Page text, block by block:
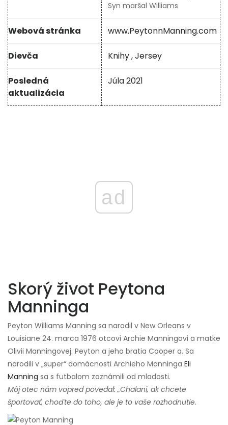
Syn maršal Williams
Webová stránka www.PeytonnManning.com
Dievča Knihy,Jersey
Posledná
aktualizácia
Júla 2021
ad
Skorý život Peytona
Manninga
Peyton Williams Manning sa narodil v New Orleans v
Louisiane 24. marca 1976 otcovi Archie Manningovi a matke
Olivii Manningovej. Peyton a jeho bratia Cooper a. Sa
narodili v „super“ domácnosti Archieho Manninga Eli
Manning sa s futbalom zoznámili od mladosti.
Môj otec nám vopred povedal: „Chalani, ak chcete
športovať, choďte do toho, ale je to vaše rozhodnutie.